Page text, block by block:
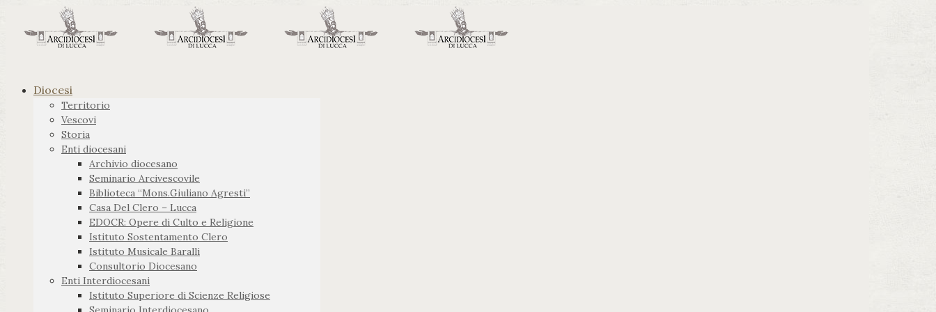
Diocesi
Territorio
Vescovi
Storia
Enti diocesani
Archivio diocesano
Seminario Arcivescovile
Biblioteca “Mons.Giuliano Agresti”
Casa Del Clero – Lucca
EDOCR: Opere di Culto e Religione
Istituto Sostentamento Clero
Istituto Musicale Baralli
Consultorio Diocesano
Enti Interdiocesani
Istituto Superiore di Scienze Religiose